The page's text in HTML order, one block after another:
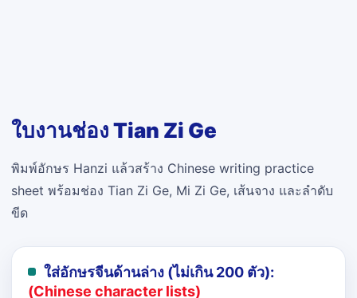
ใบงานช่อง Tian Zi Ge
พิมพ์อักษร Hanzi แล้วสร้าง Chinese writing practice
sheet พร้อมช่อง Tian Zi Ge, Mi Zi Ge, เส้นจาง และลำดับ
ขีด
ใส่อักษรจีนด้านล่าง (ไม่เกิน 200 ตัว):
(Chinese character lists)